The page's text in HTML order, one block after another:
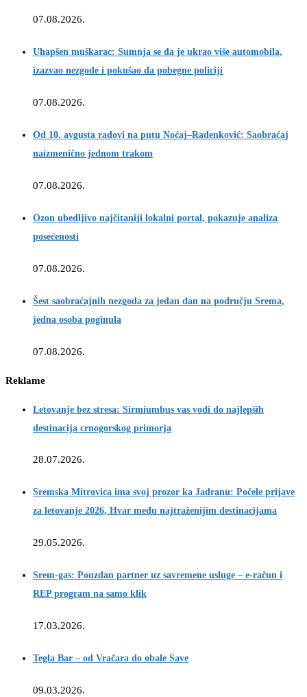
07.08.2026.
Uhapšen muškarac: Sumnja se da je ukrao više automobila,
izazvao nezgode i pokušao da pobegne policiji
07.08.2026.
Od 10. avgusta radovi na putu Noćaj–Radenković: Saobraćaj
naizmenično jednom trakom
07.08.2026.
Ozon ubedljivo najčitaniji lokalni portal, pokazuje analiza
posećenosti
07.08.2026.
Šest saobraćajnih nezgoda za jedan dan na području Srema,
jedna osoba poginula
07.08.2026.
Reklame
Letovanje bez stresa: Sirmiumbus vas vodi do najlepših
destinacija crnogorskog primorja
28.07.2026.
Sremska Mitrovica ima svoj prozor ka Jadranu: Počele prijave
za letovanje 2026, Hvar među najtraženijim destinacijama
29.05.2026.
Srem-gas: Pouzdan partner uz savremene usluge – e-račun i
REP program na samo klik
17.03.2026.
Tegla Bar – od Vračara do obale Save
09.03.2026.